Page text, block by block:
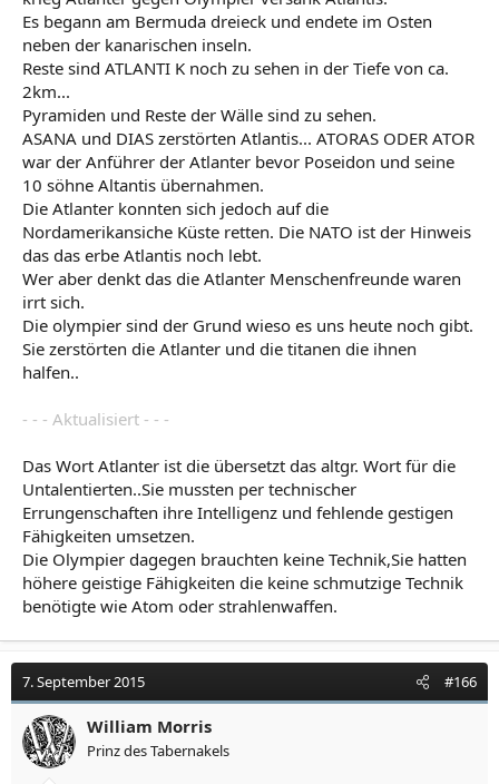
Es begann am Bermuda dreieck und endete im Osten
neben der kanarischen inseln.
Reste sind ATLANTI K noch zu sehen in der Tiefe von ca.
2km...
Pyramiden und Reste der Wälle sind zu sehen.
ASANA und DIAS zerstörten Atlantis... ATORAS ODER ATOR
war der Anführer der Atlanter bevor Poseidon und seine
10 söhne Altantis übernahmen.
Die Atlanter konnten sich jedoch auf die
Nordamerikansiche Küste retten. Die NATO ist der Hinweis
das das erbe Atlantis noch lebt.
Wer aber denkt das die Atlanter Menschenfreunde waren
irrt sich.
Die olympier sind der Grund wieso es uns heute noch gibt.
Sie zerstörten die Atlanter und die titanen die ihnen
halfen..
- - - Aktualisiert - - -
Das Wort Atlanter ist die übersetzt das altgr. Wort für die
Untalentierten..Sie mussten per technischer
Errungenschaften ihre Intelligenz und fehlende gestigen
Fähigkeiten umsetzen.
Die Olympier dagegen brauchten keine Technik,Sie hatten
höhere geistige Fähigkeiten die keine schmutzige Technik
benötigte wie Atom oder strahlenwaffen.
7. September 2015 #166
William Morris
Prinz des Tabernakels